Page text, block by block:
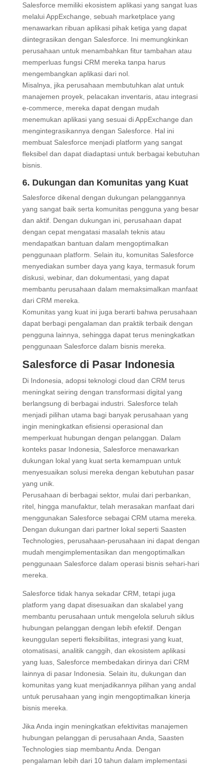
Salesforce memiliki ekosistem aplikasi yang sangat luas
melalui AppExchange, sebuah marketplace yang
menawarkan ribuan aplikasi pihak ketiga yang dapat
diintegrasikan dengan Salesforce. Ini memungkinkan
perusahaan untuk menambahkan fitur tambahan atau
memperluas fungsi CRM mereka tanpa harus
mengembangkan aplikasi dari nol.
Misalnya, jika perusahaan membutuhkan alat untuk
manajemen proyek, pelacakan inventaris, atau integrasi
e-commerce, mereka dapat dengan mudah
menemukan aplikasi yang sesuai di AppExchange dan
mengintegrasikannya dengan Salesforce. Hal ini
membuat Salesforce menjadi platform yang sangat
fleksibel dan dapat diadaptasi untuk berbagai kebutuhan
bisnis.
6. Dukungan dan Komunitas yang Kuat
Salesforce dikenal dengan dukungan pelanggannya
yang sangat baik serta komunitas pengguna yang besar
dan aktif. Dengan dukungan ini, perusahaan dapat
dengan cepat mengatasi masalah teknis atau
mendapatkan bantuan dalam mengoptimalkan
penggunaan platform. Selain itu, komunitas Salesforce
menyediakan sumber daya yang kaya, termasuk forum
diskusi, webinar, dan dokumentasi, yang dapat
membantu perusahaan dalam memaksimalkan manfaat
dari CRM mereka.
Komunitas yang kuat ini juga berarti bahwa perusahaan
dapat berbagi pengalaman dan praktik terbaik dengan
pengguna lainnya, sehingga dapat terus meningkatkan
penggunaan Salesforce dalam bisnis mereka.
Salesforce di Pasar Indonesia
Di Indonesia, adopsi teknologi cloud dan CRM terus
meningkat seiring dengan transformasi digital yang
berlangsung di berbagai industri. Salesforce telah
menjadi pilihan utama bagi banyak perusahaan yang
ingin meningkatkan efisiensi operasional dan
memperkuat hubungan dengan pelanggan. Dalam
konteks pasar Indonesia, Salesforce menawarkan
dukungan lokal yang kuat serta kemampuan untuk
menyesuaikan solusi mereka dengan kebutuhan pasar
yang unik.
Perusahaan di berbagai sektor, mulai dari perbankan,
ritel, hingga manufaktur, telah merasakan manfaat dari
menggunakan Salesforce sebagai CRM utama mereka.
Dengan dukungan dari partner lokal seperti Saasten
Technologies, perusahaan-perusahaan ini dapat dengan
mudah mengimplementasikan dan mengoptimalkan
penggunaan Salesforce dalam operasi bisnis sehari-hari
mereka.
Salesforce tidak hanya sekadar CRM, tetapi juga
platform yang dapat disesuaikan dan skalabel yang
membantu perusahaan untuk mengelola seluruh siklus
hubungan pelanggan dengan lebih efektif. Dengan
keunggulan seperti fleksibilitas, integrasi yang kuat,
otomatisasi, analitik canggih, dan ekosistem aplikasi
yang luas, Salesforce membedakan dirinya dari CRM
lainnya di pasar Indonesia. Selain itu, dukungan dan
komunitas yang kuat menjadikannya pilihan yang andal
untuk perusahaan yang ingin mengoptimalkan kinerja
bisnis mereka.
Jika Anda ingin meningkatkan efektivitas manajemen
hubungan pelanggan di perusahaan Anda, Saasten
Technologies siap membantu Anda. Dengan
pengalaman lebih dari 10 tahun dalam implementasi